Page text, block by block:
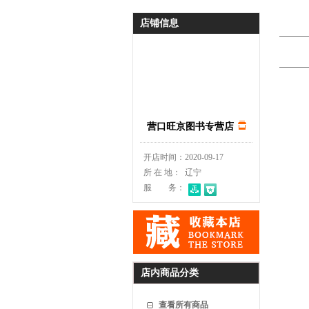
店铺信息
营口旺京图书专营店
开店时间： 2020-09-17
所 在 地：
辽宁
服 务：
店内商品分类
查看所有商品